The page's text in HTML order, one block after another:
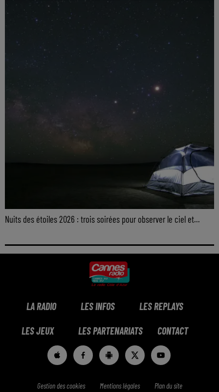
Nuits des étoiles 2026 : trois soirées pour observer le ciel et...
LA RADIO LES INFOS LES REPLAYS
LES JEUX LES PARTENARIATS CONTACT
Gestion des cookies Mentions légales Plan du site